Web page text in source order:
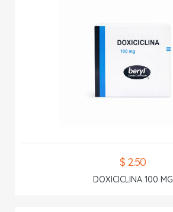
$ 2.50
DOXICICLINA 100 MG